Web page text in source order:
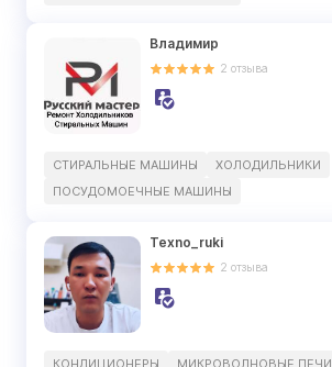
Владимир
2 отзыва
СТИРАЛЬНЫЕ МАШИНЫ
ХОЛОДИЛЬНИКИ
ПОСУДОМОЕЧНЫЕ МАШИНЫ
Texno_ruki
2 отзыва
КОНДИЦИОНЕРЫ МИКРОВОЛНОВЫЕ ПЕЧИ